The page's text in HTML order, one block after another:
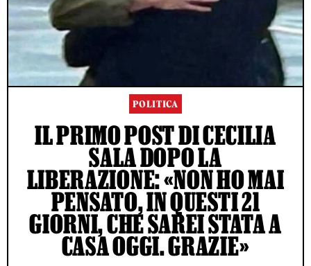
POLITICA
IL PRIMO POST DI CECILIA
SALA DOPO LA
LIBERAZIONE: «NON HO MAI
PENSATO, IN QUESTI 21
GIORNI, CHE SAREI STATA A
CASA OGGI. GRAZIE»